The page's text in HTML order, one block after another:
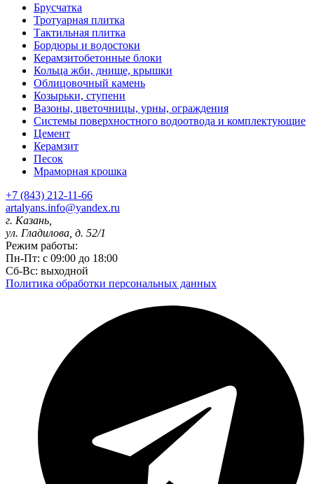
Брусчатка
Тротуарная плитка
Тактильная плитка
Бордюры и водостоки
Керамзитобетонные блоки
Кольца жби, днище, крышки
Облицовочный камень
Козырьки, ступени
Вазоны, цветочницы, урны, ограждения
Системы поверхностного водоотвода и комплектующие
Цемент
Керамзит
Песок
Мраморная крошка
+7 (843) 212-11-66
artalyans.info@yandex.ru
г. Казань,
ул. Гладилова, д. 52/1
Режим работы:
Пн-Пт: с 09:00 до 18:00
Сб-Вс: выходной
Политика обработки персональных данных